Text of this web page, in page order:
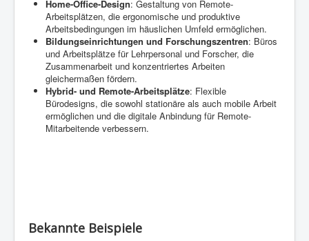
Home-Office-Design: Gestaltung von Remote-
Arbeitsplätzen, die ergonomische und produktive
Arbeitsbedingungen im häuslichen Umfeld ermöglichen.
Bildungseinrichtungen und Forschungszentren: Büros
und Arbeitsplätze für Lehrpersonal und Forscher, die
Zusammenarbeit und konzentriertes Arbeiten
gleichermaßen fördern.
Hybrid- und Remote-Arbeitsplätze: Flexible
Bürodesigns, die sowohl stationäre als auch mobile Arbeit
ermöglichen und die digitale Anbindung für Remote-
Mitarbeitende verbessern.
Bekannte Beispiele